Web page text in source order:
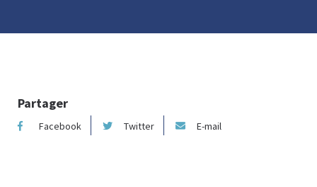
Partager
Facebook Twitter E-mail